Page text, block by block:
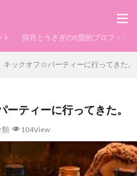
卯月とうさぎのB型的プロフィール
ックオフ☆パーティーに行ってきた。
ティーに行ってきた。
類 104View